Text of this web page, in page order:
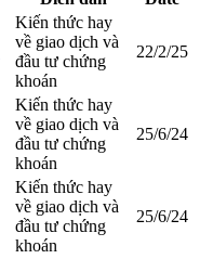
Kiến thức hay
về giao dịch và
đầu tư chứng
khoán
22/2/25
Kiến thức hay
về giao dịch và
đầu tư chứng
khoán
25/6/24
Kiến thức hay
về giao dịch và
đầu tư chứng
khoán
25/6/24